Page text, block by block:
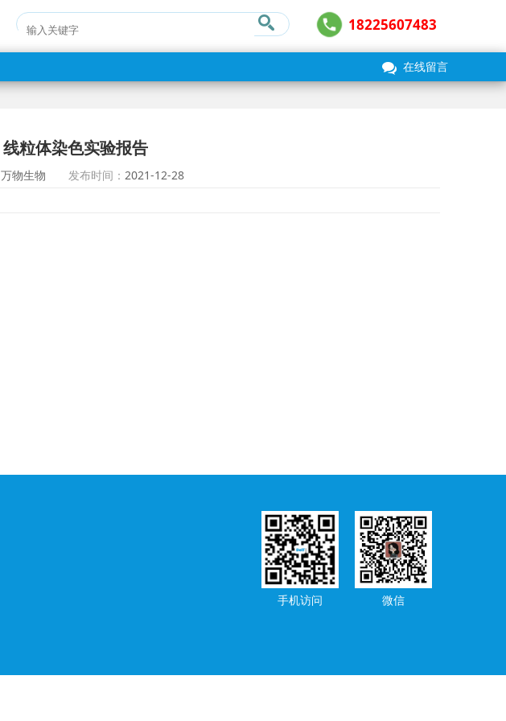
18225607483
在线留言
线粒体染色实验报告
万物生物 发布时间： 2021-12-28
微信
手机访问